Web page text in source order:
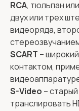
RCA, тюльпан
двух или трех
видеоряда,
SCART –
контактом,
S-Video –
транслировать